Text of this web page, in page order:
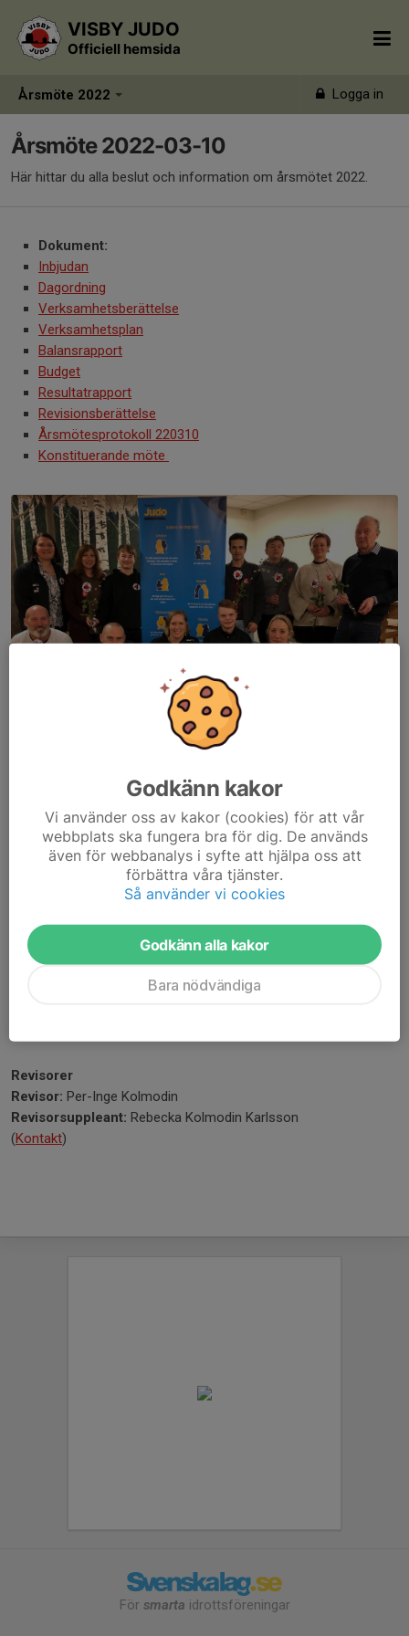
Årsmöte 2022 Logga in
VISBY JUDO
Officiell hemsida
Årsmöte 2022-03-10
Här hittar du alla beslut och information om årsmötet 2022.
Dokument:
Inbjudan
Dagordning
Verksamhetsberättelse
Verksamhetsplan
Balansrapport
Budget
Resultatrapport
Revisionsberättelse
Årsmötesprotokoll 220310
Konstituerande möte
: Ilse Vuijsters Hammarström
Kassör: Jarmo Kiviharju
Sekreterare: Ulrika Zohdi Ferm
Suppleant: Isac Sjögren
: Karin Nilsson
Suppleant och vice ordförande: Stefan Kindblad
Suppleant
: Marco Aguirre
Revisorer
Revisor: Per-Inge Kolmodin
Revisorsuppleant: Rebecka Kolmodin Karlsson
(Kontakt)
För smarta idrottsföreningar
Godkänn kakor
Vi använder oss av kakor (cookies) för att vår
webbplats ska fungera bra för dig. De används
även för webbanalys i syfte att hjälpa oss att
förbättra våra tjänster.
Så använder vi cookies
Godkänn alla kakor
Bara nödvändiga